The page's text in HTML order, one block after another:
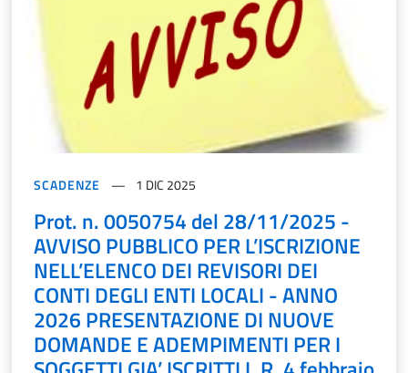
SCADENZE 1 DIC 2025
Prot. n. 0050754 del 28/11/2025 -
AVVISO PUBBLICO PER L’ISCRIZIONE
NELL’ELENCO DEI REVISORI DEI
CONTI DEGLI ENTI LOCALI - ANNO
2026 PRESENTAZIONE DI NUOVE
DOMANDE E ADEMPIMENTI PER I